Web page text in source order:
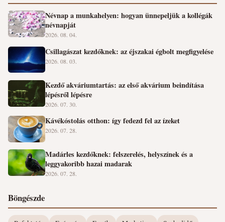
Névnap a munkahelyen: hogyan ünnepeljük a kollégák
névnapját
2026. 08. 04.
Csillagászat kezdőknek: az éjszakai égbolt megfigyelése
2026. 08. 03.
Kezdő akváriumtartás: az első akvárium beindítása
lépésről lépésre
2026. 07. 30.
Kávékóstolás otthon: így fedezd fel az ízeket
2026. 07. 28.
Madárles kezdőknek: felszerelés, helyszínek és a
leggyakoribb hazai madarak
2026. 07. 28.
Böngészde